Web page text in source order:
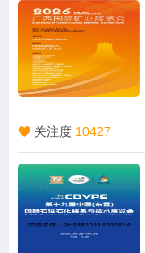
关注度 10427